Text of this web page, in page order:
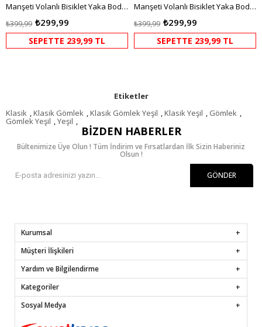
Manşeti Volanlı Bisiklet Yaka Body Kahverengi HM2818
₺299,99
₺399,99
SEPETTE 239,99 TL
Manşeti Volanlı Bisiklet Yaka Body Gri HM2818
₺299,99
₺399,99
SEPETTE 239,99 TL
Etiketler
Klasik
Klasik Gömlek Klasik Gömlek Yeşil Klasik Yeşil Gömlek
Gömlek Yeşil Yeşil
BIZDEN HABERLER
Bültenimize Üye Olun ! Tüm İndirim ve Fırsatlardan İlk Sizin Haberiniz
Olsun !
GÖNDER
Kurumsal
Müşteri İlişkileri
Yardım ve Bilgilendirme
Kategoriler
Sosyal Medya